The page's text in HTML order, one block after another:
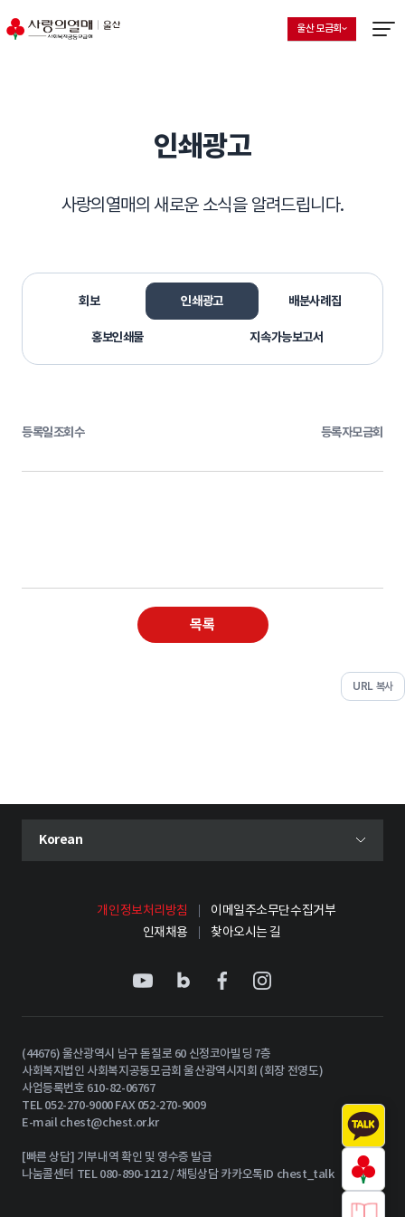
지회 선택 목록 열기
현재 선택된 지회
울산 모금회
인쇄광고
사랑의열매의 새로운 소식을 알려드립니다.
회보 인쇄광고 배분사례집
홍보인쇄물 지속가능보고서
URL 복사
등록일조회수 등록자모금회
목록
언어 선택 메뉴 열기
현재 선택된 언어
Korean
개인정보처리방침
이메일주소무단수집거부
인재채용
찾아오시는 길
(44676) 울산광역시 남구 돋질로 60 신정코아빌딩 7층
사회복지법인 사회복지공동모금회 울산광역시지회 (회장 전영도)
사업등록번호 610-82-06767
TEL 052-270-9000 FAX 052-270-9009
E-mailchest@chest.or.kr
[빠른 상담] 기부내역 확인 및 영수증 발급
나눔콜센터 TEL 080-890-1212 / 채팅상담 카카오톡ID chest_talk